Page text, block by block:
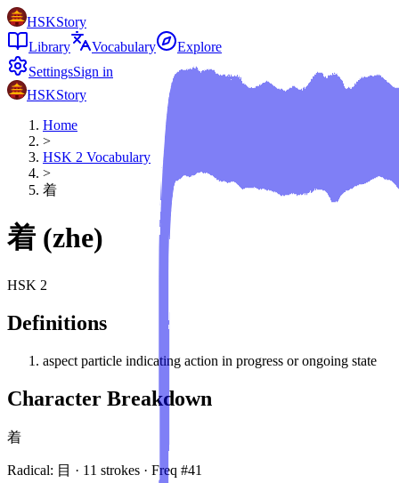
HSKStory
Library
Vocabulary
Explore
SettingsSign in
HSKStory
Home
>
HSK 2 Vocabulary
>
着
着 (zhe)
HSK 2
Definitions
aspect particle indicating action in progress or ongoing state
Character Breakdown
着
Radical: 目 · 11 strokes · Freq #41